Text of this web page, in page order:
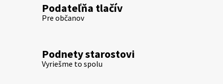
Podateľňa tlačív
Pre občanov
Podnety starostovi
Vyriešme to spolu